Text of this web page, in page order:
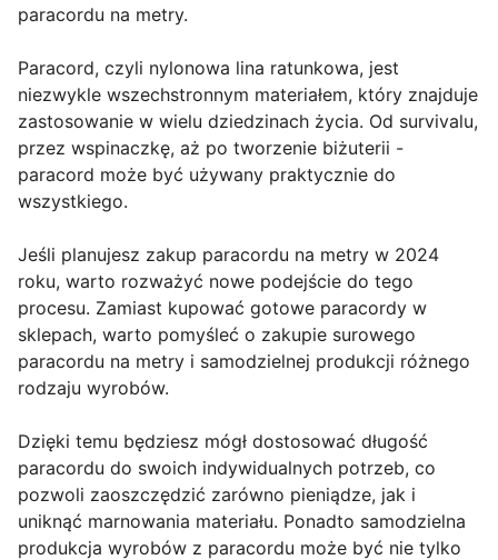
paracordu na metry.
Paracord, czyli nylonowa lina ratunkowa, jest
niezwykle wszechstronnym materiałem, który znajduje
zastosowanie w wielu dziedzinach życia. Od survivalu,
przez wspinaczkę, aż po tworzenie biżuterii -
paracord może być używany praktycznie do
wszystkiego.
Jeśli planujesz zakup paracordu na metry w 2024
roku, warto rozważyć nowe podejście do tego
procesu. Zamiast kupować gotowe paracordy w
sklepach, warto pomyśleć o zakupie surowego
paracordu na metry i samodzielnej produkcji różnego
rodzaju wyrobów.
Dzięki temu będziesz mógł dostosować długość
paracordu do swoich indywidualnych potrzeb, co
pozwoli zaoszczędzić zarówno pieniądze, jak i
uniknąć marnowania materiału. Ponadto samodzielna
produkcja wyrobów z paracordu może być nie tylko